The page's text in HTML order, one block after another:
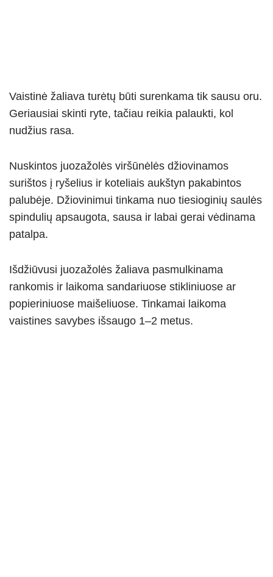
Vaistinė žaliava turėtų būti surenkama tik sausu oru.
Geriausiai skinti ryte, tačiau reikia palaukti, kol
nudžius rasa.
Nuskintos juozažolės viršūnėlės džiovinamos
surištos į ryšelius ir koteliais aukštyn pakabintos
palubėje. Džiovinimui tinkama nuo tiesioginių saulės
spindulių apsaugota, sausa ir labai gerai vėdinama
patalpa.
Išdžiūvusi juozažolės žaliava pasmulkinama
rankomis ir laikoma sandariuose stikliniuose ar
popieriniuose maišeliuose. Tinkamai laikoma
vaistines savybes išsaugo 1–2 metus.